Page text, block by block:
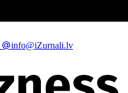
info@iZurnali.lv